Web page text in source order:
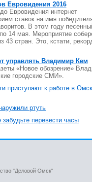
Евровидения 2016
Евровидения интернет
ставок на имя
В этом году
14 мая. Мероприятие
43 стран. Это, кстати,
управлять Владимир Кем
«Новое обозрение»
городские СМИ».
приступают к работе в
ртуть
перевести часы
"Деловой Омск"